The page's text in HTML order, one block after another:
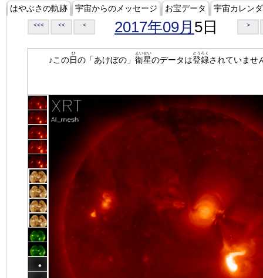
はやぶさの軌跡 宇宙からのメッセージ お宝データ 宇宙カレン
<<< << < 2017年09月 5日 >
♪この日
ひ
の「あけぼの」 衛星
えいせい
のデータは登録
とうろく
されていませ